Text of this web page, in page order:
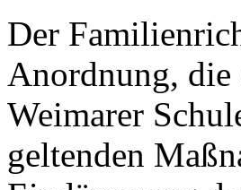
Der
Anordnung, die
Weimarer
geltenden